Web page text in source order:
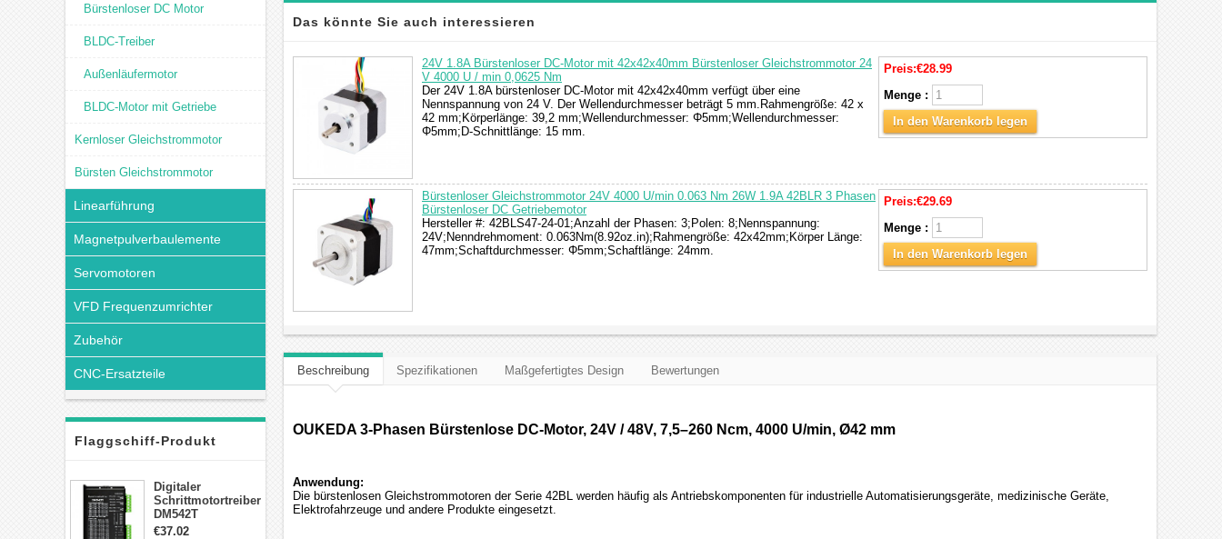
Bürstenloser DC Motor
BLDC-Treiber
Außenläufermotor
BLDC-Motor mit Getriebe
Kernloser Gleichstrommotor
Bürsten Gleichstrommotor
Linearführung
Magnetpulverbaulemente
Servomotoren
VFD Frequenzumrichter
Zubehör
CNC-Ersatzteile
Flaggschiff-Produkt
Digitaler
Schrittmotortreiber
DM542T
Schrittmotor
€37.02
Das könnte Sie auch interessieren
24V 1.8A Bürstenloser DC-Motor mit 42x42x40mm Bürstenloser Gleichstrommotor 24
V 4000 U / min 0,0625 Nm
Der 24V 1.8A bürstenloser DC-Motor mit 42x42x40mm verfügt über eine
Nennspannung von 24 V. Der Wellendurchmesser beträgt 5 mm.Rahmengröße: 42 x
42 mm;Körperlänge: 39,2 mm;Wellendurchmesser: Φ5mm;Wellendurchmesser:
Φ5mm;D-Schnittlänge: 15 mm.
Preis:€28.99
Menge :
In den Warenkorb legen
Bürstenloser Gleichstrommotor 24V 4000 U/min 0.063 Nm 26W 1.9A 42BLR 3 Phasen
Bürstenloser DC Getriebemotor
Hersteller #: 42BLS47-24-01;Anzahl der Phasen: 3;Polen: 8;Nennspannung:
24V;Nenndrehmoment: 0.063Nm(8.92oz.in);Rahmengröße: 42x42mm;Körper Länge:
47mm;Schaftdurchmesser: Φ5mm;Schaftlänge: 24mm.
Preis:€29.69
Menge :
In den Warenkorb legen
Beschreibung Spezifikationen Maßgefertigtes Design Bewertungen
OUKEDA 3-Phasen Bürstenlose DC-Motor, 24V / 48V, 7,5–260 Ncm, 4000 U/min, Ø42 mm
Anwendung:
Die bürstenlosen Gleichstrommotoren der Serie 42BL werden häufig als Antriebskomponenten für industrielle Automatisierungsgeräte, medizinische Geräte,
Elektrofahrzeuge und andere Produkte eingesetzt.